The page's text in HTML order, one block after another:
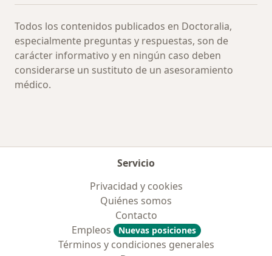
Todos los contenidos publicados en Doctoralia,
especialmente preguntas y respuestas, son de
carácter informativo y en ningún caso deben
considerarse un sustituto de un asesoramiento
médico.
Servicio
Privacidad y cookies
Quiénes somos
Contacto
Empleos
Nuevas posiciones
Términos y condiciones generales